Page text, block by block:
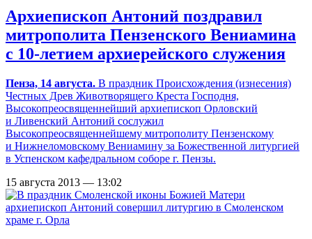
Архиепископ Антоний поздравил
митрополита Пензенского Вениамина
с 10-летием архиерейского служения
Пенза, 14 августа. В праздник Происхождения (изнесения)
Честных Древ Животворящего Креста Господня,
Высокопреосвященнейший архиепископ Орловский
и Ливенский Антоний сослужил
Высокопреосвященнейшему митрополиту Пензенскому
и Нижнеломовскому Вениамину за Божественной литургией
в Успенском кафедральном соборе г. Пензы.
15 августа 2013 — 13:02